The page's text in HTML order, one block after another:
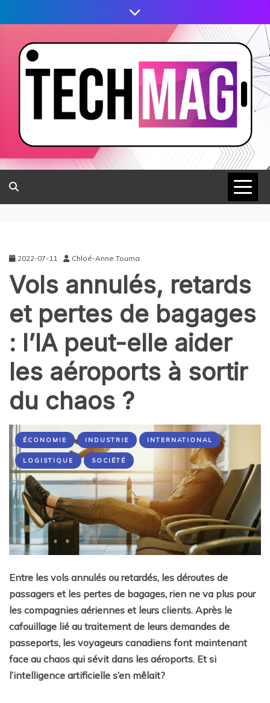
2022-07-11 Chloé-Anne Touma
Vols annulés, retards
et pertes de bagages
: l’IA peut-elle aider
les aéroports à sortir
du chaos ?
ÉCONOMIE INDUSTRIE INTERNATIONAL
LOGISTIQUE SOCIÉTÉ
Entre les vols annulés ou retardés, les déroutes de
passagers et les pertes de bagages, rien ne va plus pour
les compagnies aériennes et leurs clients. Après le
cafouillage lié au traitement de leurs demandes de
passeports, les voyageurs canadiens font maintenant
face au chaos qui sévit dans les aéroports. Et si
l’intelligence artificielle s’en mêlait?